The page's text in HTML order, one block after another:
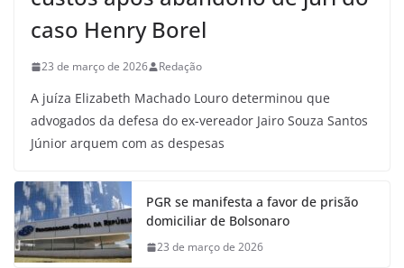
caso Henry Borel
23 de março de 2026 Redação
A juíza Elizabeth Machado Louro determinou que
advogados da defesa do ex-vereador Jairo Souza Santos
Júnior arquem com as despesas
PGR se manifesta a favor de prisão
domiciliar de Bolsonaro
23 de março de 2026